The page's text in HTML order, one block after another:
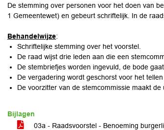
De stemming over personen voor het doen van
1 Gemeentewet) en gebeurt schriftelijk. In de
Behandelwijze:
Schriftelijke stemming over het voorstel.
De raad wijst drie leden aan die een
De stembriefjes worden ingevuld, de bode
De vergadering wordt geschorst voor het
De voorzitter van de stemcommissie maakt de
Bijlagen
03a - Raadsvoorstel - Benoeming